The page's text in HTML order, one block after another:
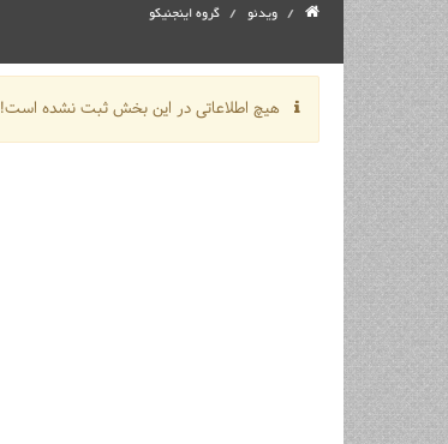
ویدئو گروه اینجنیکو
هیچ اطلاعاتی در این بخش ثبت نشده است!